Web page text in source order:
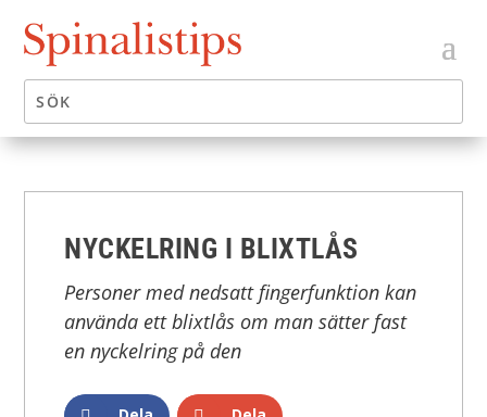
NYCKELRING I BLIXTLÅS
Personer med nedsatt fingerfunktion kan
använda ett blixtlås om man sätter fast
en nyckelring på den